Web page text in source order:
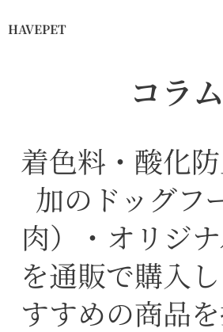
HAVEPET
コラム
着色料・酸化
加のドッグフ
肉）・オリジ
を通販で購入
すすめの商品